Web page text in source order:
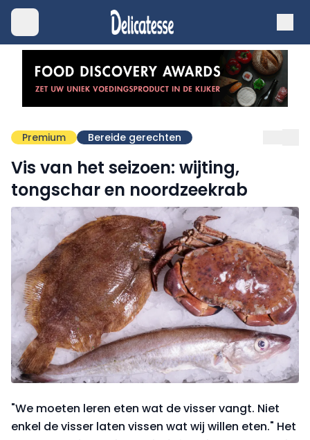
Premium Bereide gerechten
Vis van het seizoen: wijting,
tongschar en noordzeekrab
"We moeten leren eten wat de visser vangt. Niet
enkel de visser laten vissen wat wij willen eten." Het